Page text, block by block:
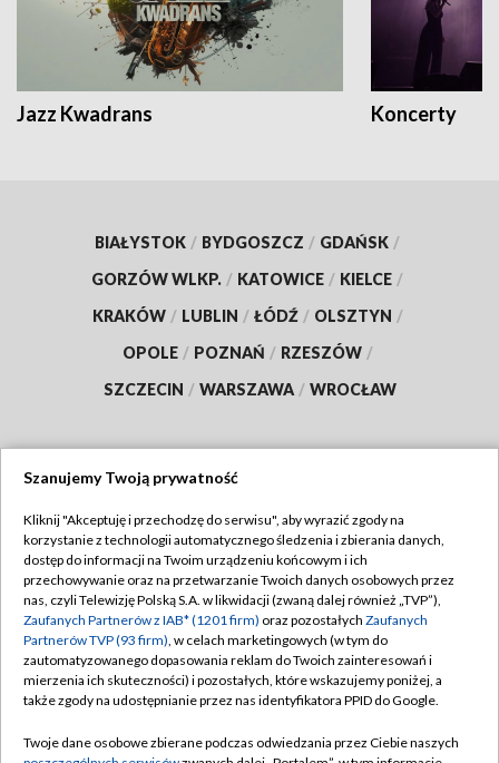
Jazz Kwadrans Koncerty
BIAŁYSTOK / BYDGOSZCZ / GDAŃSK /
GORZÓW WLKP. / KATOWICE / KIELCE /
KRAKÓW / LUBLIN / ŁÓDŹ / OLSZTYN /
OPOLE / POZNAŃ / RZESZÓW /
SZCZECIN / WARSZAWA / WROCŁAW
TVP
Abonament TVP
Emisja w TVP
Centrum informacji TVP
Naziemna Telewizja Cyfrowa
Regulamin TVP
Polityka prywatności
Moje zgody
Pomoc
Szanujemy Twoją prywatność
Kliknij "Akceptuję i przechodzę do serwisu", aby wyrazić zgody na
korzystanie z technologii automatycznego śledzenia i zbierania danych,
dostęp do informacji na Twoim urządzeniu końcowym i ich
przechowywanie oraz na przetwarzanie Twoich danych osobowych przez
nas, czyli Telewizję Polską S.A. w likwidacji (zwaną dalej również „TVP”),
Zaufanych Partnerów z IAB* (1201 firm) oraz pozostałych Zaufanych
Partnerów TVP (93 firm), w celach marketingowych (w tym do
zautomatyzowanego dopasowania reklam do Twoich zainteresowań i
mierzenia ich skuteczności) i pozostałych, które wskazujemy poniżej, a
także zgody na udostępnianie przez nas identyfikatora PPID do Google.
Twoje dane osobowe zbierane podczas odwiedzania przez Ciebie naszych